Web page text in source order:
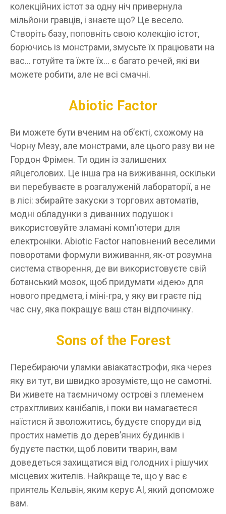
колекційних істот за одну ніч привернула
мільйони гравців, і знаєте що? Це весело.
Створіть базу, поповніть свою колекцію істот,
борючись із монстрами, змусьте їх працювати на
вас… готуйте та їжте їх… є багато речей, які ви
можете робити, але не всі смачні.
Abiotic Factor
Ви можете бути вченим на об’єкті, схожому на
Чорну Мезу, але монстрами, але цього разу ви не
Гордон Фрімен. Ти один із залишених
яйцеголових. Це інша гра на виживання, оскільки
ви перебуваєте в розгалуженій лабораторії, а не
в лісі: збирайте закуски з торгових автоматів,
модні обладунки з диванних подушок і
використовуйте зламані комп’ютери для
електроніки. Abiotic Factor наповнений веселими
поворотами формули виживання, як-от розумна
система створення, де ви використовуєте свій
ботанський мозок, щоб придумати «ідею» для
нового предмета, і міні-гра, у яку ви граєте під
час сну, яка покращує ваш стан відпочинку.
Sons of the Forest
Перебираючи уламки авіакатастрофи, яка через
яку ви тут, ви швидко зрозумієте, що не самотні.
Ви живете на таємничому острові з племенем
страхітливих канібалів, і поки ви намагаєтеся
наїстися й зволожитись, будуєте споруди від
простих наметів до дерев’яних будинків і
будуєте пастки, щоб ловити тварин, вам
доведеться захищатися від голодних і рішучих
місцевих жителів. Найкраще те, що у вас є
приятель Кельвін, яким керує AI, який допоможе
вам.